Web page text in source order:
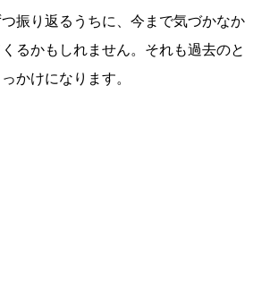
振り返るうちに、今まで気づかなか
るかもしれません。それも過去のと
かけになります。